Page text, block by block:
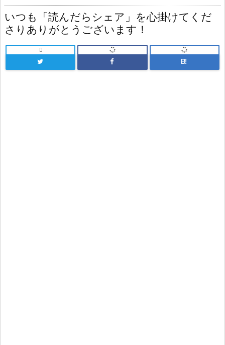
いつも「読んだらシェア」を心掛けてくだ
さりありがとうございます！

B!